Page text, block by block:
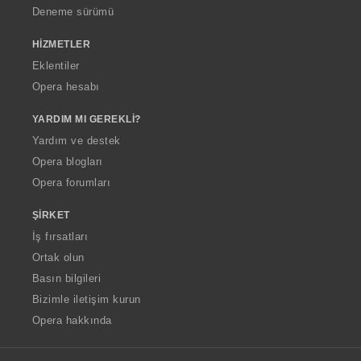
Deneme sürümü
HIZMETLER
Eklentiler
Opera hesabı
YARDIM MI GEREKLI?
Yardım ve destek
Opera blogları
Opera forumları
ŞIRKET
İş fırsatları
Ortak olun
Basın bilgileri
Bizimle iletişim kurun
Opera hakkında